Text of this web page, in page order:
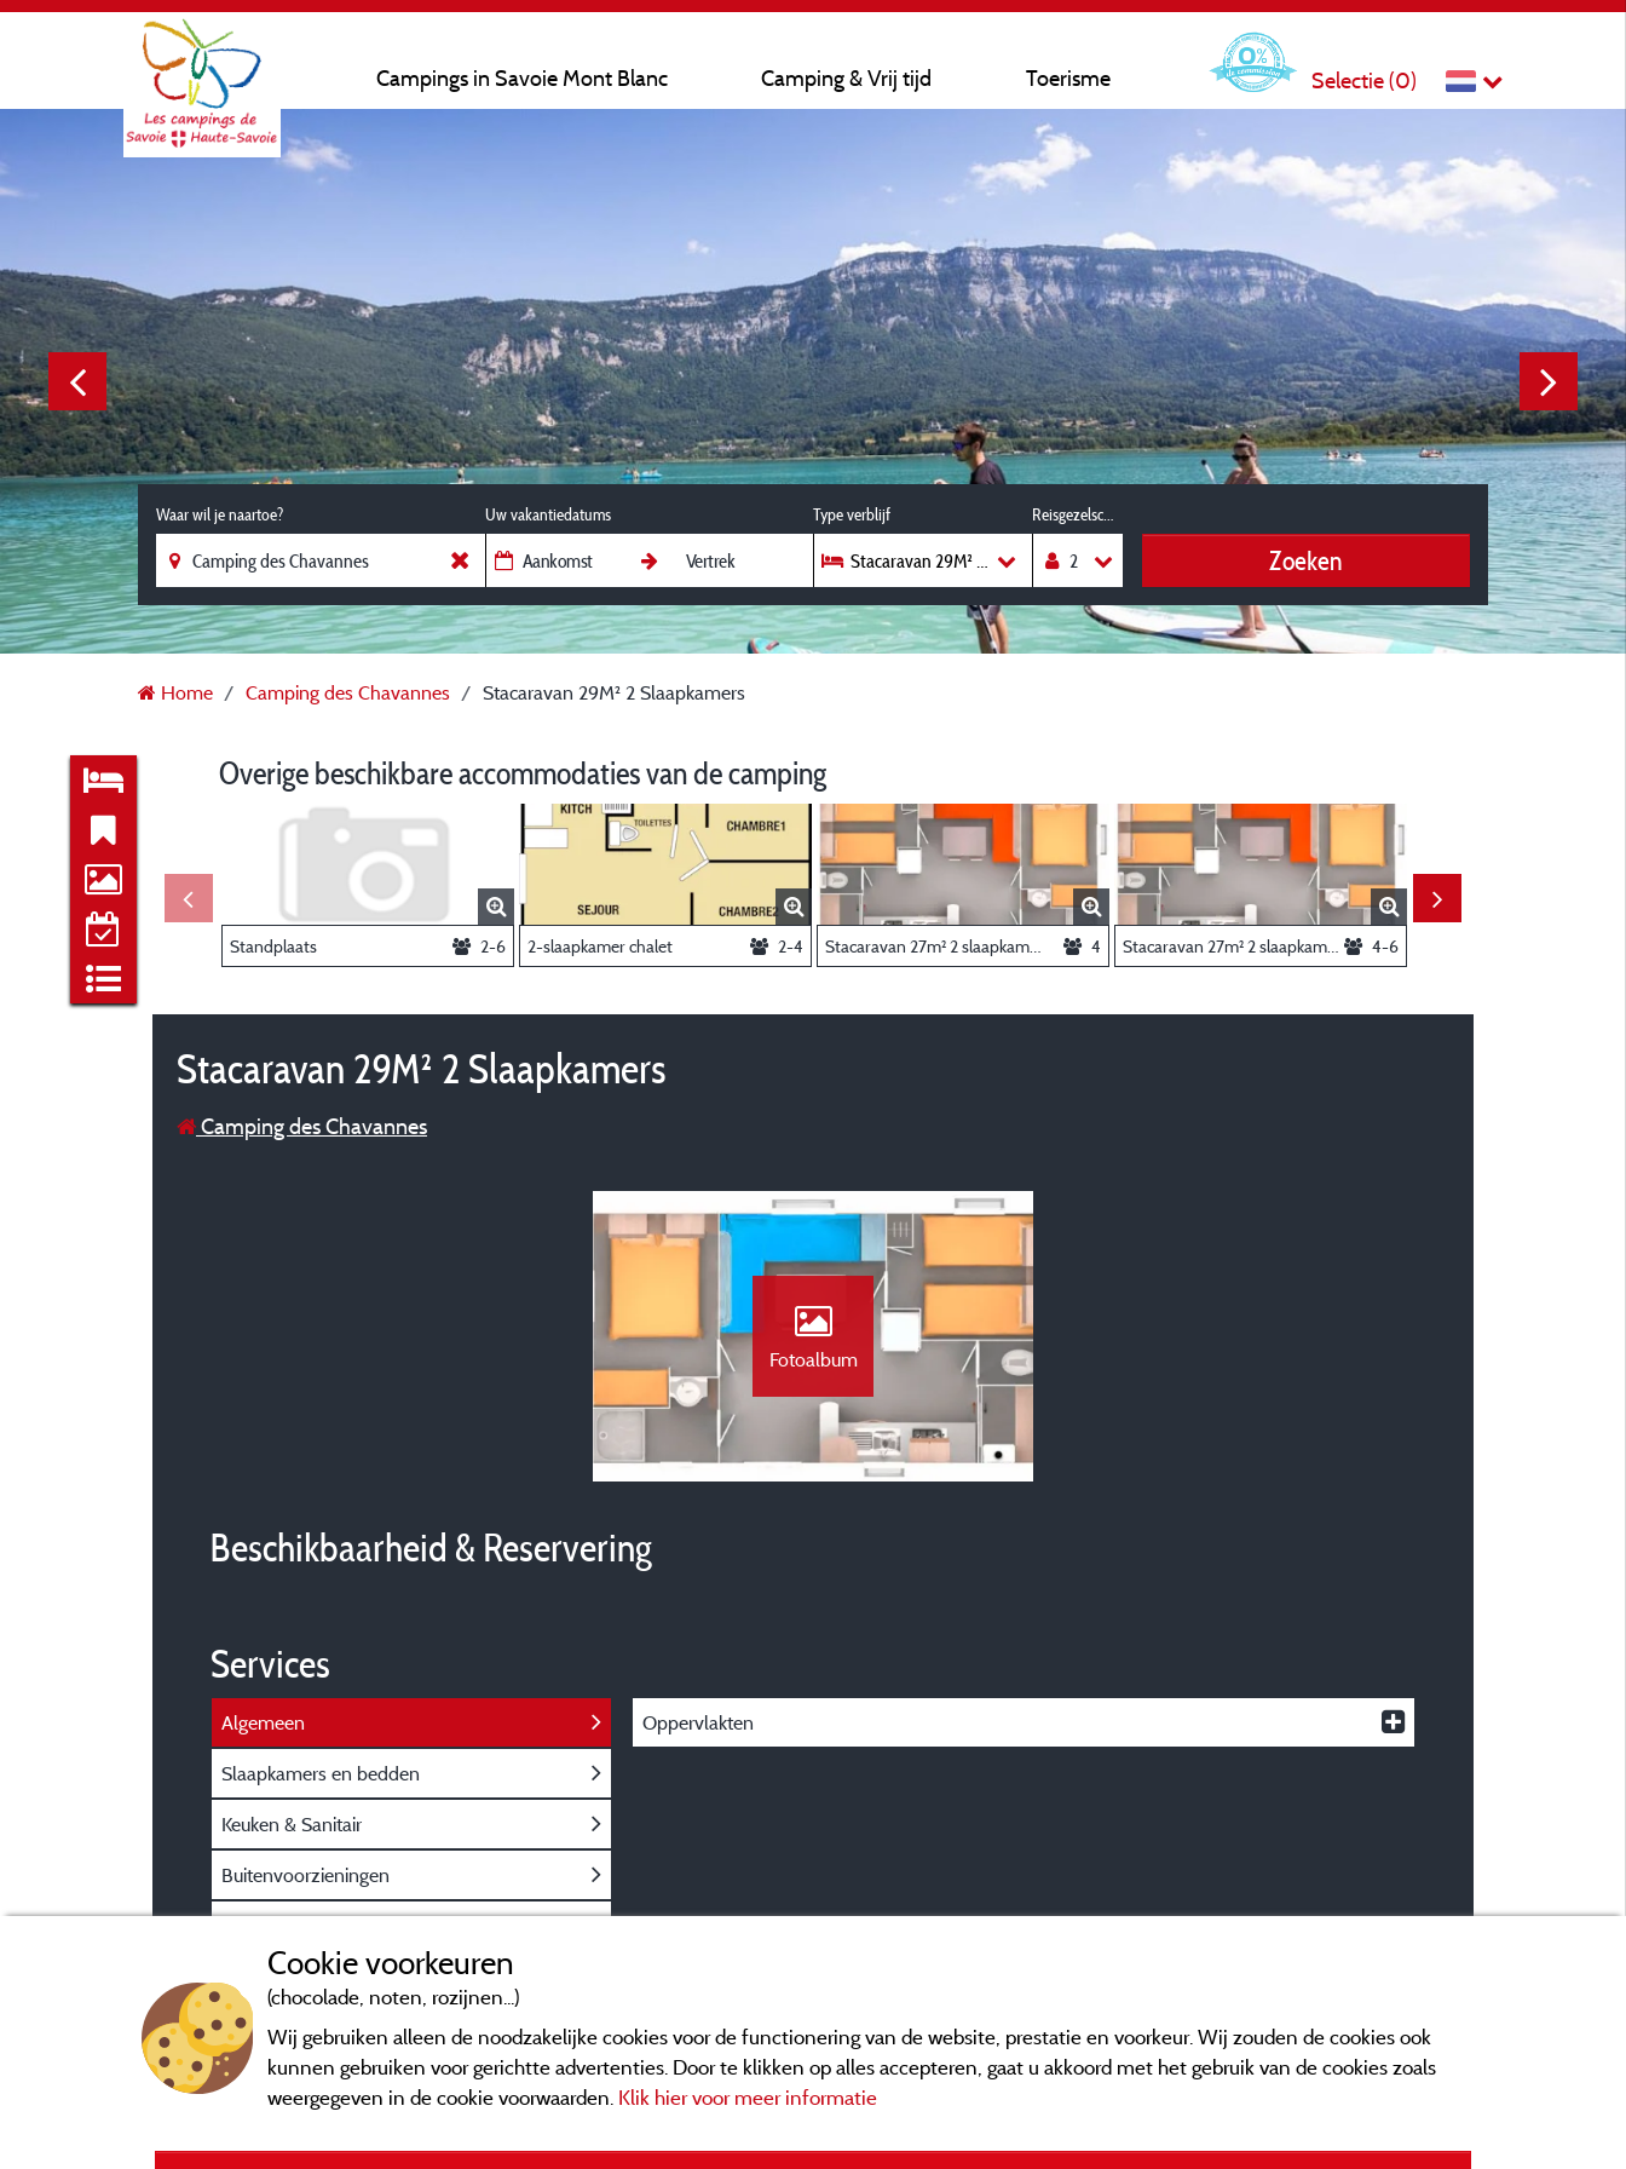
Campings in Savoie Mont Blanc Camping & Vrij tijd Toerisme Selectie (0)
Waar wil je naartoe? Uw vakantiedatums Type verblijf
Stacaravan 29M² 2 Slaapkamers
Reisgezelschap
Zoeken
Home Camping des Chavannes Stacaravan 29M² 2 Slaapkamers
Overige beschikbare accommodaties van de camping
Standplaats 2-6 2-slaapkamer chalet 2-4 Stacaravan 27m² 2 slaapkamers 4 Stacaravan 27m² 2 slaapkamers 4-6
Stacaravan 29M² 2 Slaapkamers
Camping des Chavannes
Fotoalbum
Beschikbaarheid & Reservering
Services
Algemeen
Slaapkamers en bedden
Keuken & Sanitair
Buitenvoorzieningen
Oppervlakten
Cookie voorkeuren
(chocolade, noten, rozijnen...)
Wij gebruiken alleen de noodzakelijke cookies voor de functionering van de website, prestatie en voorkeur. Wij zouden de cookies ook
kunnen gebruiken voor gerichtte advertenties. Door te klikken op alles accepteren, gaat u akkoord met het gebruik van de cookies zoals
weergegeven in de cookie voorwaarden. Klik hier voor meer informatie